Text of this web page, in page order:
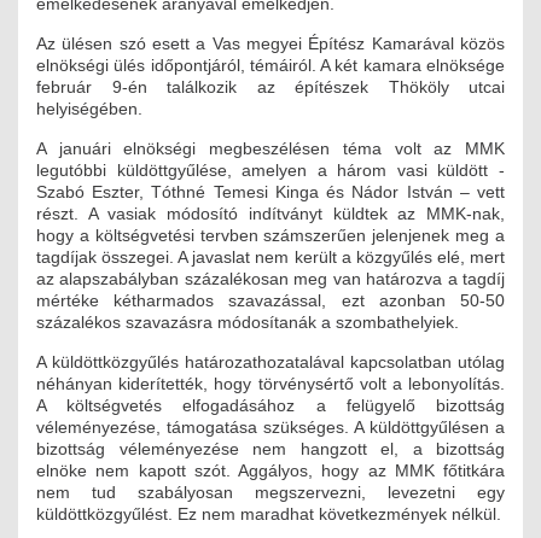
Az ülésen szó esett a Vas megyei Építész Kamarával közös
elnökségi ülés időpontjáról, témáiról. A két kamara elnöksége
február 9-én találkozik az építészek Thököly utcai
helyiségében.
A januári elnökségi megbeszélésen téma volt az MMK
legutóbbi küldöttgyűlése, amelyen a három vasi küldött -
Szabó Eszter, Tóthné Temesi Kinga és Nádor István – vett
részt. A vasiak módosító indítványt küldtek az MMK-nak,
hogy a költségvetési tervben számszerűen jelenjenek meg a
tagdíjak összegei. A javaslat nem került a közgyűlés elé, mert
az alapszabályban százalékosan meg van határozva a tagdíj
mértéke kétharmados szavazással, ezt azonban 50-50
százalékos szavazásra módosítanák a szombathelyiek.
A küldöttközgyűlés határozathozatalával kapcsolatban utólag
néhányan kiderítették, hogy törvénysértő volt a lebonyolítás.
A költségvetés elfogadásához a felügyelő bizottság
véleményezése, támogatása szükséges. A küldöttgyűlésen a
bizottság véleményezése nem hangzott el, a bizottság
elnöke nem kapott szót. Aggályos, hogy az MMK főtitkára
nem tud szabályosan megszervezni, levezetni egy
küldöttközgyűlést. Ez nem maradhat következmények nélkül.